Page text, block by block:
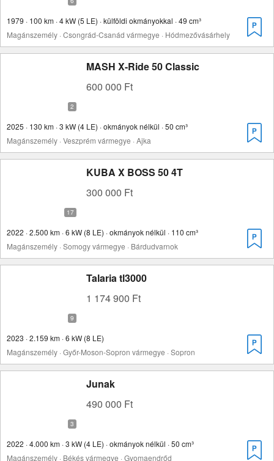
1979 · 100 km · 4 kW (5 LE) · külföldi okmányokkal · 49 cm³
Magánszemély · Csongrád-Csanád vármegye · Hódmezővásárhely
MASH X-Ride 50 Classic
600 000 Ft
2025 · 130 km · 3 kW (4 LE) · okmányok nélkül · 50 cm³
Magánszemély · Veszprém vármegye · Ajka
KUBA X BOSS 50 4T
300 000 Ft
2022 · 2.500 km · 6 kW (8 LE) · okmányok nélkül · 110 cm³
Magánszemély · Somogy vármegye · Bárdudvarnok
Talaria tl3000
1 174 900 Ft
2023 · 2.159 km · 6 kW (8 LE)
Magánszemély · Győr-Moson-Sopron vármegye · Sopron
Junak
490 000 Ft
2022 · 4.000 km · 3 kW (4 LE) · okmányok nélkül · 50 cm³
Magánszemély · Békés vármegye · Gyomaendrőd